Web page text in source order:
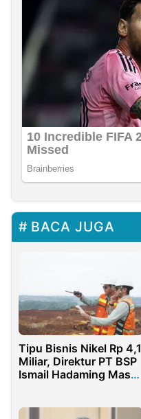
BACA JUGA
Tipu Bisnis Nikel Rp 4,1
Miliar, Direktur PT BSP
Ismail Hadaming Masuk